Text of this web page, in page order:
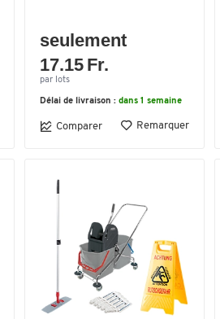
seulement
17.15 Fr.
par lots
Délai de livraison : dans 1 semaine
Comparer Remarquer